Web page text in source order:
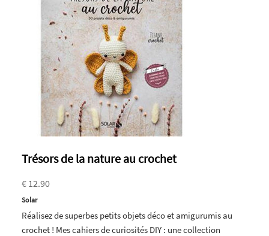
Trésors de la nature au crochet
€ 12.90
Solar
Réalisez de superbes petits objets déco et amigurumis au
crochet ! Mes cahiers de curiosités DIY : une collection